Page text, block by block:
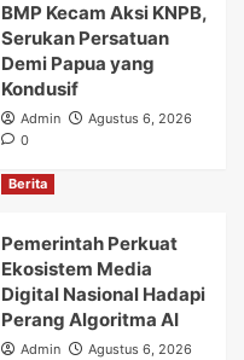
BMP Kecam Aksi KNPB,
Serukan Persatuan
Demi Papua yang
Kondusif
Admin
Agustus 6, 2026
0
Berita
Pemerintah Perkuat
Ekosistem Media
Digital Nasional Hadapi
Perang Algoritma AI
Admin
Agustus 6, 2026